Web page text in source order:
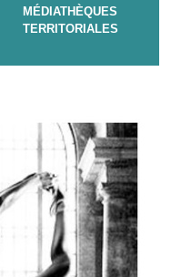
MÉDIATHÈQUES
TERRITORIALES